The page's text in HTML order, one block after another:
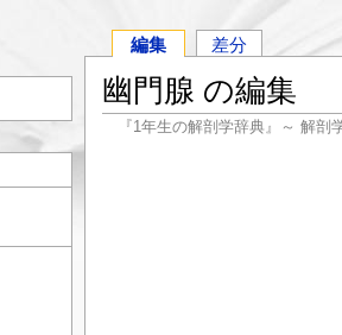
編集 差分
幽門腺 の編集
『1年生の解剖学辞典』～ 解